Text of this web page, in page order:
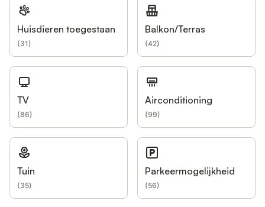
Huisdieren toegestaan
(31)
Balkon/Terras
(42)
TV
(86)
Airconditioning
(99)
Tuin
(35)
Parkeermogelijkheid
(56)